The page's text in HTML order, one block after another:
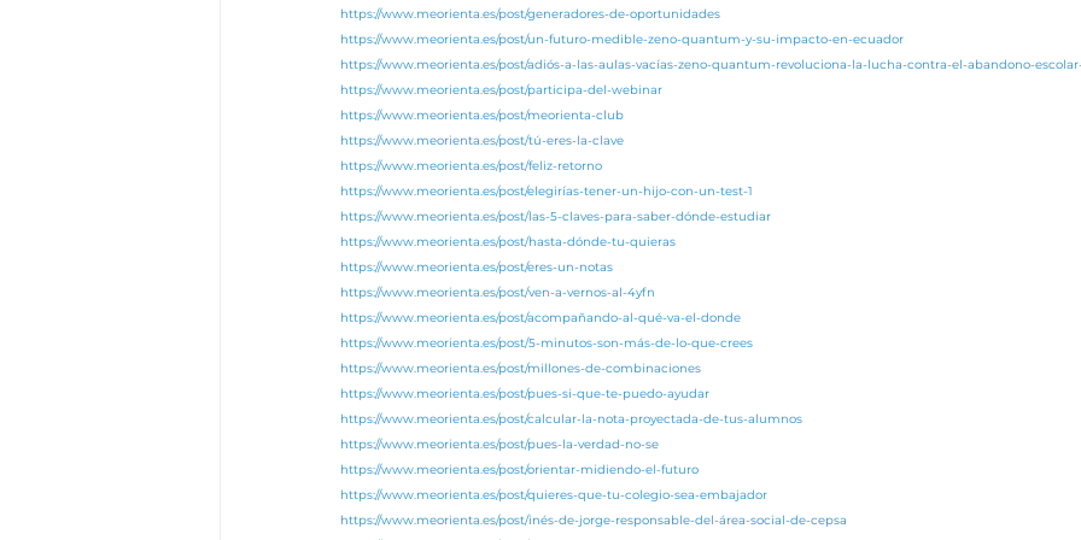
https://www.meorienta.es/post/generadores-de-oportunidades
https://www.meorienta.es/post/un-futuro-medible-zeno-quantum-y-su-impacto-en-ecuador
https://www.meorienta.es/post/adiós-a-las-aulas-vacías-zeno-quantum-revoluciona-la-lucha-contra-el-abandono-
https://www.meorienta.es/post/participa-del-webinar
https://www.meorienta.es/post/meorienta-club
https://www.meorienta.es/post/tú-eres-la-clave
https://www.meorienta.es/post/feliz-retorno
https://www.meorienta.es/post/elegirías-tener-un-hijo-con-un-test-1
https://www.meorienta.es/post/las-5-claves-para-saber-dónde-estudiar
https://www.meorienta.es/post/hasta-dónde-tu-quieras
https://www.meorienta.es/post/eres-un-notas
https://www.meorienta.es/post/ven-a-vernos-al-4yfn
https://www.meorienta.es/post/acompañando-al-qué-va-el-donde
https://www.meorienta.es/post/5-minutos-son-más-de-lo-que-crees
https://www.meorienta.es/post/millones-de-combinaciones
https://www.meorienta.es/post/pues-si-que-te-puedo-ayudar
https://www.meorienta.es/post/calcular-la-nota-proyectada-de-tus-alumnos
https://www.meorienta.es/post/pues-la-verdad-no-se
https://www.meorienta.es/post/orientar-midiendo-el-futuro
https://www.meorienta.es/post/quieres-que-tu-colegio-sea-embajador
https://www.meorienta.es/post/inés-de-jorge-responsable-del-área-social-de-cepsa